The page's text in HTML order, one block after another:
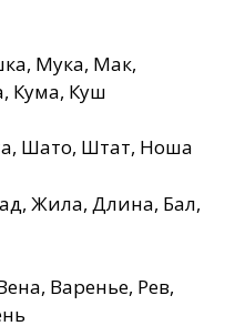
Мука, Мак,
Кума, Куш
Шато, Штат, Ноша
Жила, Длина, Бал,
Варенье, Рев,